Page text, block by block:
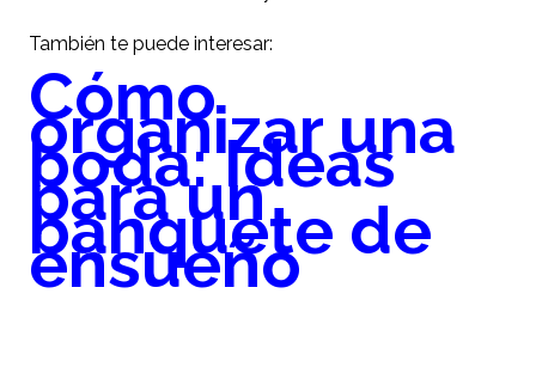
También te puede interesar:
Cómo
organizar una
boda: Ideas
para un
banquete de
ensueño